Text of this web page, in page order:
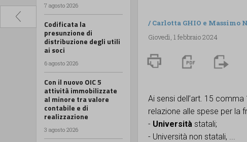
7 agosto 2026
Codificata la
presunzione di
distribuzione degli utili
ai soci
6 agosto 2026
Con il nuovo OIC 5
attività immobilizzate
al minore tra valore
contabile e di
realizzazione
3 agosto 2026
/ Carlotta GHIO e Massimo
Giovedì, 1 febbraio 2024
Ai sensi dell’art. 15
relazione alle spese per la
- Università statali;
- Università non statali, ...